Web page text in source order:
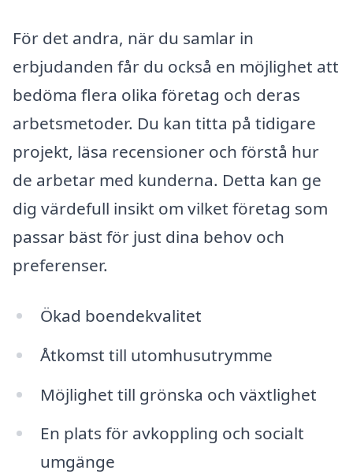
För det andra, när du samlar in
erbjudanden får du också en möjlighet att
bedöma flera olika företag och deras
arbetsmetoder. Du kan titta på tidigare
projekt, läsa recensioner och förstå hur
de arbetar med kunderna. Detta kan ge
dig värdefull insikt om vilket företag som
passar bäst för just dina behov och
preferenser.
Ökad boendekvalitet
Åtkomst till utomhusutrymme
Möjlighet till grönska och växtlighet
En plats för avkoppling och socialt
umgänge